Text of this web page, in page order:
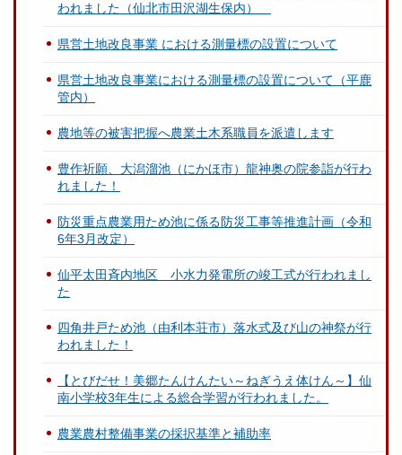
われました（仙北市田沢湖生保内）
県営土地改良事業 における測量標の設置について
県営土地改良事業における測量標の設置について（平鹿
管内）
農地等の被害把握へ農業土木系職員を派遣します
豊作祈願、大潟溜池（にかほ市）龍神奥の院参詣が行わ
れました！
防災重点農業用ため池に係る防災工事等推進計画（令和
6年3月改定）
仙平太田斉内地区 小水力発電所の竣工式が行われまし
た
四角井戸ため池（由利本荘市）落水式及び山の神祭が行
われました！
【とびだせ！美郷たんけんたい～ねぎうえ体けん～】仙
南小学校3年生による総合学習が行われました。
農業農村整備事業の採択基準と補助率